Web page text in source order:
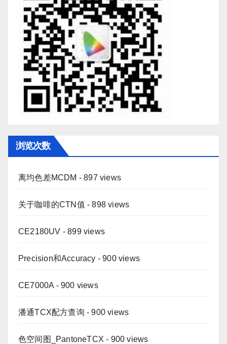
浏览次数
离均色差MCDM - 897 views
关于咖啡的CTN值 - 898 views
CE2180UV - 899 views
Precision和Accuracy - 900 views
CE7000A - 900 views
潘通TCX配方查询 - 900 views
色空间图_PantoneTCX - 900 views